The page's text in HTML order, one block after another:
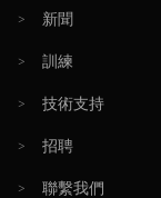
> 新聞
> 訓練
> 技術支持
> 招聘
> 聯繫我們